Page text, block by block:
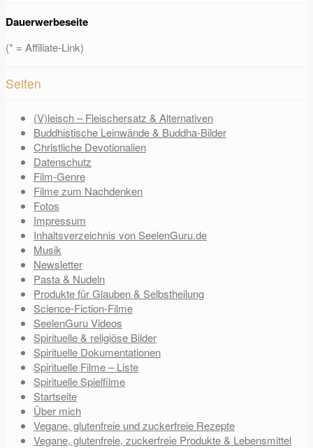
Dauerwerbeseite
(* = Affiliate-Link)
Seiten
(V)leisch – Fleischersatz & Alternativen
Buddhistische Leinwände & Buddha-Bilder
Christliche Devotionalien
Datenschutz
Film-Genre
Filme zum Nachdenken
Fotos
Impressum
Inhaltsverzeichnis von SeelenGuru.de
Musik
Newsletter
Pasta & Nudeln
Produkte für Glauben & Selbstheilung
Science-Fiction-Filme
SeelenGuru Videos
Spirituelle & religiöse Bilder
Spirituelle Dokumentationen
Spirituelle Filme – Liste
Spirituelle Spielfilme
Startseite
Über mich
Vegane, glutenfreie und zuckerfreie Rezepte
Vegane, glutenfreie, zuckerfreie Produkte & Lebensmittel